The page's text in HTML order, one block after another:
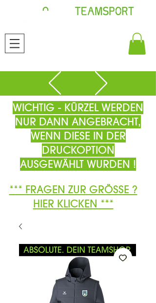
WICHTIG - KÜRZEL WERDEN
NUR DANN ANGEBRACHT,
WENN DIESE IN DER
DRUCKOPTION
AUSGEWÄHLT WURDEN !
*** FRAGEN ZUR GRÖSSE ?
HIER KLICKEN ***